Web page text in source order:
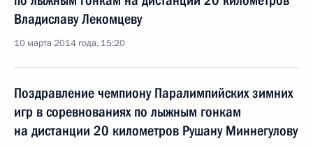
Владиславу Лекомцеву
10 марта 2014 года, 15:20
Поздравление чемпиону Паралимпийских зимних
игр в соревнованиях по лыжным гонкам
на дистанции 20 километров Рушану Миннегулову